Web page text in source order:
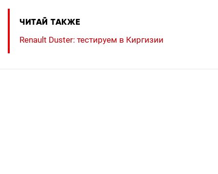
ЧИТАЙ ТАКЖЕ
Renault Duster: тестируем в Киргизии